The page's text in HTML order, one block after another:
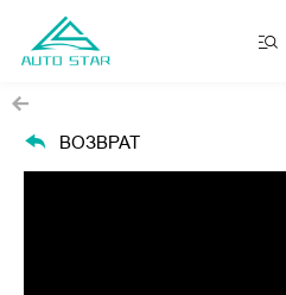
ВОЗВРАТ